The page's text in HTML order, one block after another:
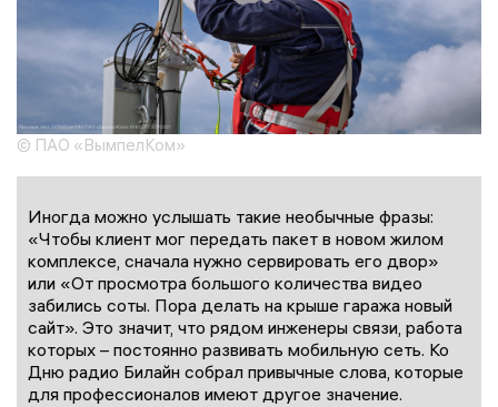
© ПАО «ВымпелКом»
Иногда можно услышать такие необычные фразы:
«Чтобы клиент мог передать пакет в новом жилом
комплексе, сначала нужно сервировать его двор»
или «От просмотра большого количества видео
забились соты. Пора делать на крыше гаража новый
сайт». Это значит, что рядом инженеры связи, работа
которых – постоянно развивать мобильную сеть. Ко
Дню радио Билайн собрал привычные слова, которые
для профессионалов имеют другое значение.